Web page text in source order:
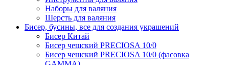
Наборы для валяния
Шерсть для валяния
Бисер, бусины, все для создания украшений
Бисер Китай
Бисер чешский PRECIOSA 10/0
Бисер чешский PRECIOSA 10/0 (фасовка